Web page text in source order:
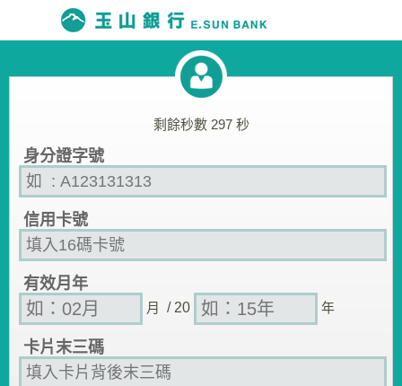
剩餘秒數 297秒
身分證字號
信用卡號
有效月年
月 / 20 年
卡片末三碼